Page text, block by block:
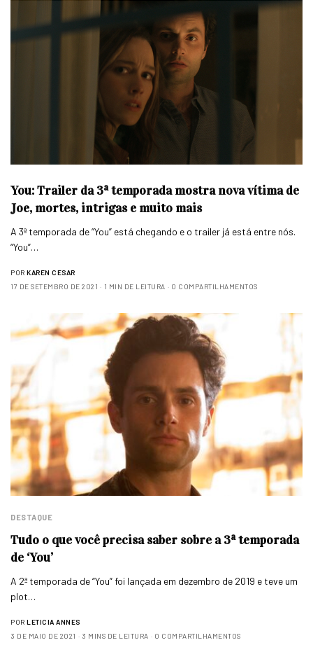
You: Trailer da 3ª temporada mostra nova vítima de
Joe, mortes, intrigas e muito mais
A 3ª temporada de “You” está chegando e o trailer já está entre nós.
“You”…
POR KAREN CESAR
17 DE SETEMBRO DE 2021
1 MIN DE LEITURA 0 COMPARTILHAMENTOS
DESTAQUE
Tudo o que você precisa saber sobre a 3ª temporada
de ‘You’
A 2ª temporada de “You” foi lançada em dezembro de 2019 e teve um
plot…
POR LETICIA ANNES
3 DE MAIO DE 2021
3 MINS DE LEITURA 0 COMPARTILHAMENTOS